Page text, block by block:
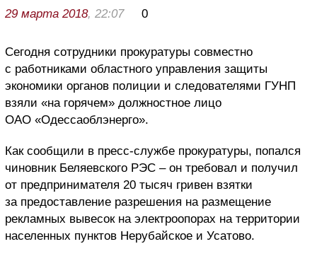
29 марта 2018, 22:07 0
Сегодня сотрудники прокуратуры совместно
с работниками областного управления защиты
экономики органов полиции и следователями ГУНП
взяли «на горячем» должностное лицо
ОАО «Одессаоблэнерго».
Как сообщили в пресс-службе прокуратуры, попался
чиновник Беляевского РЭС – он требовал и получил
от предпринимателя 20 тысяч гривен взятки
за предоставление разрешения на размещение
рекламных вывесок на электроопорах на территории
населенных пунктов Нерубайское и Усатово.